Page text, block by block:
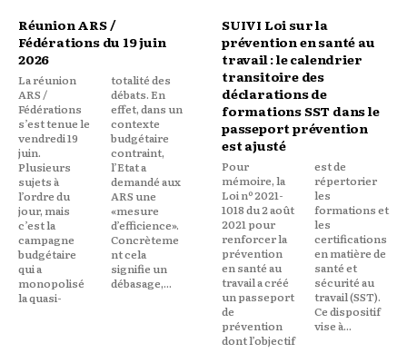
Réunion ARS /
Fédérations du 19 juin
2026
La réunion
ARS /
Fédérations
s’est tenue le
vendredi 19
juin.
Plusieurs
sujets à
l’ordre du
jour, mais
c’est la
campagne
budgétaire
qui a
monopolisé
la quasi-
totalité des
débats. En
effet, dans un
contexte
budgétaire
contraint,
l’Etat a
demandé aux
ARS une
«mesure
d’efficience».
Concrèteme
nt cela
signifie un
débasage,...
SUIVI Loi sur la
prévention en santé au
travail : le calendrier
transitoire des
déclarations de
formations SST dans le
passeport prévention
est ajusté
Pour
mémoire, la
Loi nº 2021-
1018 du 2 août
2021 pour
renforcer la
prévention
en santé au
travail a créé
un passeport
de
prévention
dont l’objectif
est de
répertorier
les
formations et
les
certifications
en matière de
santé et
sécurité au
travail (SST).
Ce dispositif
vise à...